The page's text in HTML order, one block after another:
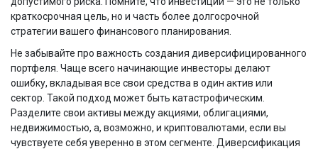
краткосрочная цель, но и часть более долгосрочной
стратегии вашего финансового планирования.
Не забывайте про важность создания диверсифицированного
портфеля. Чаще всего начинающие инвесторы делают
ошибку, вкладывая все свои средства в один актив или
сектор. Такой подход может быть катастрофическим.
Разделите свои активы между акциями, облигациями,
недвижимостью, а, возможно, и криптовалютами, если вы
чувствуете себя уверенно в этом сегменте. Диверсификация